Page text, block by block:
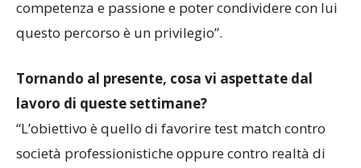
È una figura che ha trovato il giusto equilibrio tra
competenza e passione e poter condividere con lui
Tornando al presente, cosa vi aspettate dal
lavoro di queste settimane?
“L’obiettivo è quello di favorire test match contro